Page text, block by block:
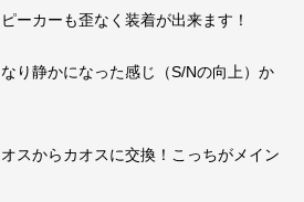
ーカーも歪なく装着が出来ます！
り静かになった感じ（S/Nの向上）か
スからカオスに交換！こっちがメイン